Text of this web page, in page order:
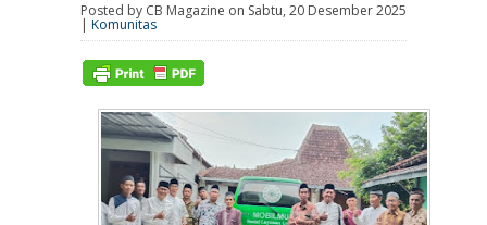
Posted by CB Magazine on Sabtu, 20 Desember 2025
| Komunitas